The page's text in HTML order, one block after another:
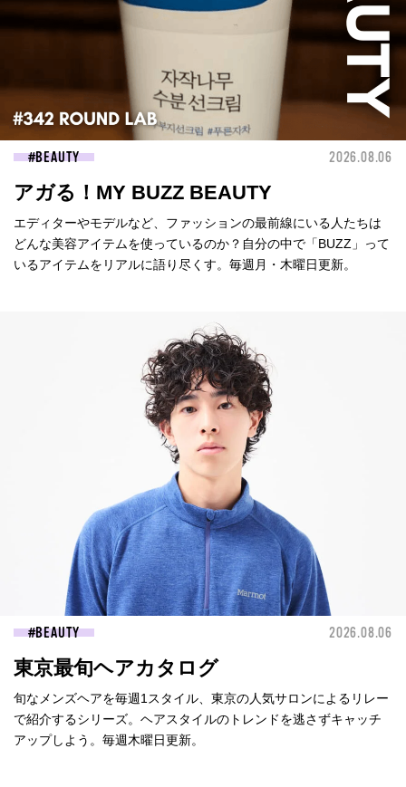
BEAUTY 2026.08.06
アガる！MY BUZZ BEAUTY
エディターやモデルなど、ファッションの最前線にいる人たちは
どんな美容アイテムを使っているのか？自分の中で「BUZZ」って
いるアイテムをリアルに語り尽くす。毎週月・木曜日更新。
BEAUTY 2026.08.06
東京最旬ヘアカタログ
旬なメンズヘアを毎週1スタイル、東京の人気サロンによるリレー
で紹介するシリーズ。ヘアスタイルのトレンドを逃さずキャッチ
アップしよう。毎週木曜日更新。